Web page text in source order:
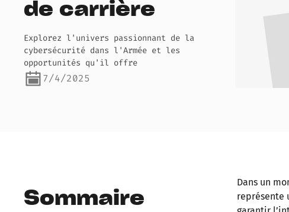
de carrière
Explorez l'univers passionnant de la
cybersécurité dans l'Armée et les
opportunités qu'il offre
7/4/2025
Sommaire
Dans un
représente